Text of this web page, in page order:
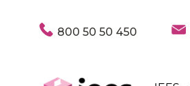
800 50 50 450